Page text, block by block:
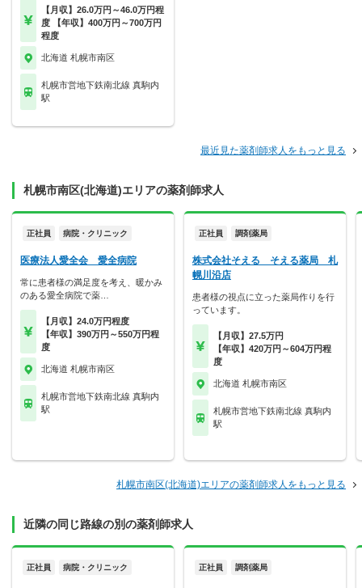
【月収】26.0万円～46.0万円程
度 【年収】400万円～700万円
程度
北海道 札幌市南区
札幌市営地下鉄南北線 真駒内
駅
最近見た薬剤師求人をもっと見る
札幌市南区(北海道)エリアの薬剤師求人
正社員 病院・クリニック
医療法人愛全会 愛全病院
常に患者様の満足度を考え、暖かみ
のある愛全病院で薬…
【月収】24.0万円程度
【年収】390万円～550万円程
度
北海道 札幌市南区
札幌市営地下鉄南北線 真駒内
駅
正社員 調剤薬局
株式会社そえる そえる薬局 札
幌川沿店
患者様の視点に立った薬局作りを行
っています。
【月収】27.5万円
【年収】420万円～604万円程
度
北海道 札幌市南区
札幌市営地下鉄南北線 真駒内
駅
札幌市南区(北海道)エリアの薬剤師求人をもっと見る
近隣の同じ路線の別の薬剤師求人
正社員 病院・クリニック 正社員 調剤薬局